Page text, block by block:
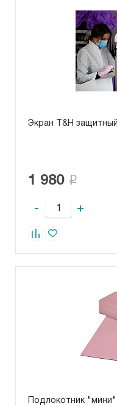
Экран T&H
1 980
- +
Подлокотник